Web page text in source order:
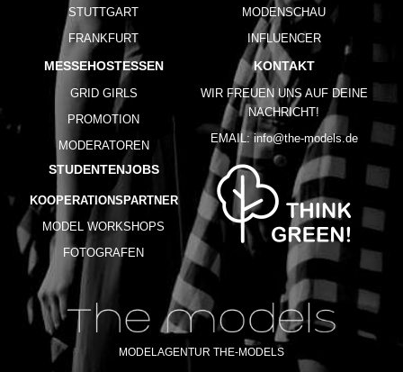
STUTTGART
FRANKFURT
MODENSCHAU
INFLUENCER
MESSEHOSTESSEN
GRID GIRLS
PROMOTION
MODERATOREN
STUDENTENJOBS
KOOPERATIONSPARTNER
MODEL WORKSHOPS
FOTOGRAFEN
KONTAKT
WIR FREUEN UNS AUF DEINE
NACHRICHT!
EMAIL: info@the-models.de
MODELAGENTUR THE-MODELS